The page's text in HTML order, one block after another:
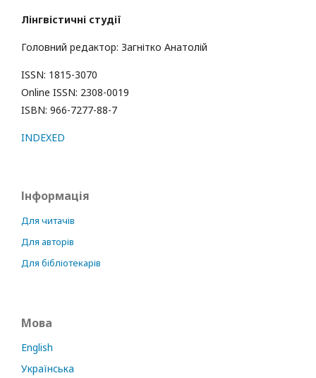
Лінгвістичні студії
Головний редактор: Загнітко Анатолій
ISSN: 1815-3070
Online ISSN: 2308-0019
ISBN: 966-7277-88-7
INDEXED
Інформація
Для читачів
Для авторів
Для бібліотекарів
Мова
English
Українська